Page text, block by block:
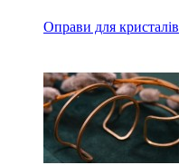
Оправи для кристалів